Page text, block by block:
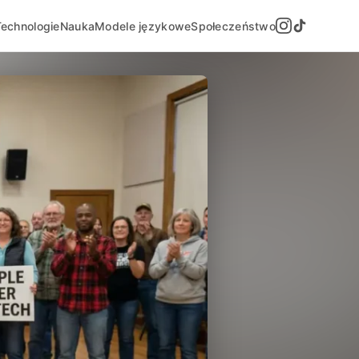
NaukaModele językoweSpołeczeństwo